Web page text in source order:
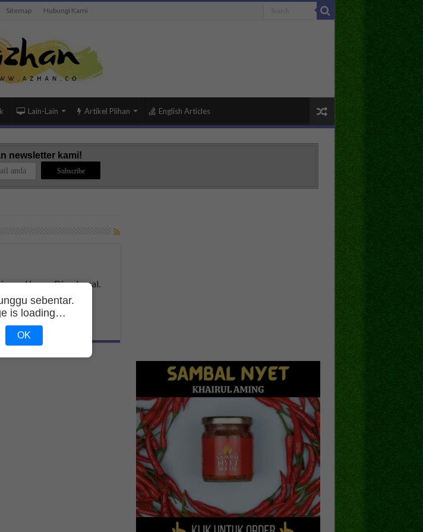
Sitemap Hubungi Kami
Lain-Lain Artikel Plihan English Articles
newsletter kami!
novel karya Diya Jamal.
sebentar.
is loading…
OK